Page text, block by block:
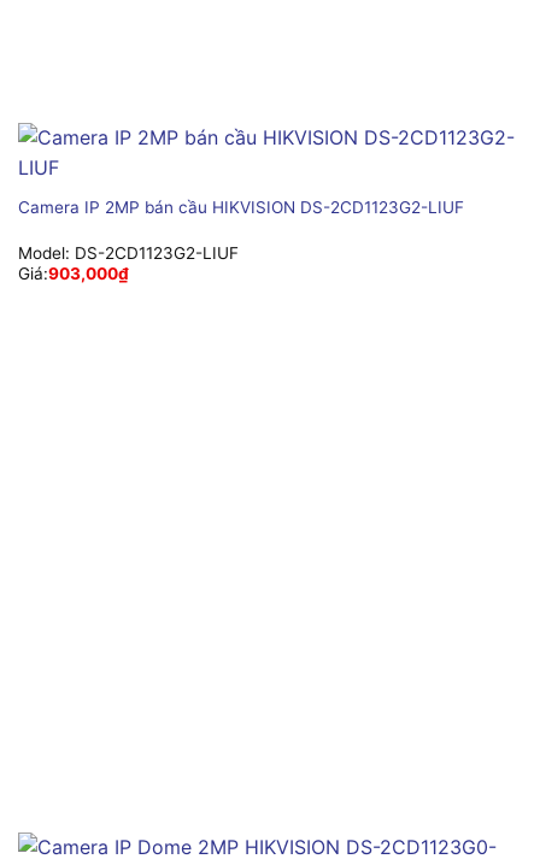
Camera IP 2MP bán cầu HIKVISION DS-2CD1123G2-LIUF
Model: DS-2CD1123G2-LIUF
Giá:903,000₫